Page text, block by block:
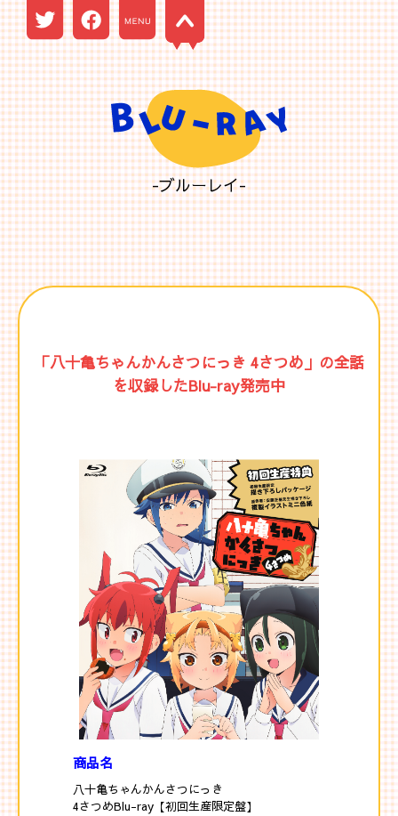
-ブルーレイ-
「八十亀ちゃんかんさつにっき 4さつめ」の全話
を収録したBlu-ray発売中
商品名
八十亀ちゃんかんさつにっき
4さつめBlu-ray【初回生産限定盤】